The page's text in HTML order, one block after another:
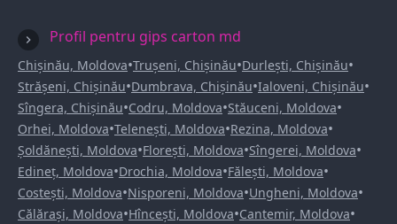
Profil pentru gips carton md
Chișinău, Moldova•Trușeni, Chișinău•Durlești, Chișinău•
Strășeni, Chișinău•Dumbrava, Chișinău•Ialoveni, Chișinău•
Sîngera, Chișinău•Codru, Moldova•Stăuceni, Moldova•
Orhei, Moldova•Telenești, Moldova•Rezina, Moldova•
Șoldănești, Moldova•Florești, Moldova•Sîngerei, Moldova•
Edineț, Moldova•Drochia, Moldova•Fălești, Moldova•
Costești, Moldova•Nisporeni, Moldova•Ungheni, Moldova•
Călărași, Moldova•Hîncești, Moldova•Cantemir, Moldova•